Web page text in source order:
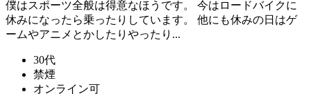
僕はスポーツ全般は得意なほうです。 今はロードバイクに
休みになったら乗ったりしています。 他にも休みの日はゲ
ームやアニメとかしたりやったり...
30代
禁煙
オンライン可